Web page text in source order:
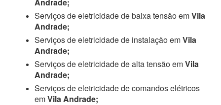
Serviços de eletricidade de baixa tensão emVila
Andrade;
Serviços de eletricidade de instalação emVila
Andrade;
Serviços de eletricidade de alta tensão emVila
Andrade;
Serviços de eletricidade de comandos elétricos
emVila Andrade;